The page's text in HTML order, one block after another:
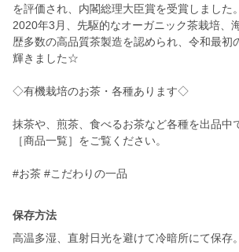
を評価され、内閣総理大臣賞を受賞しました。
2020年3月、先駆的なオーガニック茶栽培、
歴多数の高品質茶製造を認められ、令和最初
輝きました☆
◇有機栽培のお茶・各種あります◇
抹茶や、煎茶、食べるお茶など各種を出品中
［商品一覧］をご覧ください。
#お茶 #こだわりの一品
保存方法
高温多湿、直射日光を避けて冷暗所にて保存